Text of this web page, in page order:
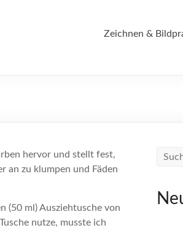
Zeichnen &
hervor und stellt fest,
an zu klumpen und Fäden
(50 ml) Ausziehtusche von
nutze, musste ich